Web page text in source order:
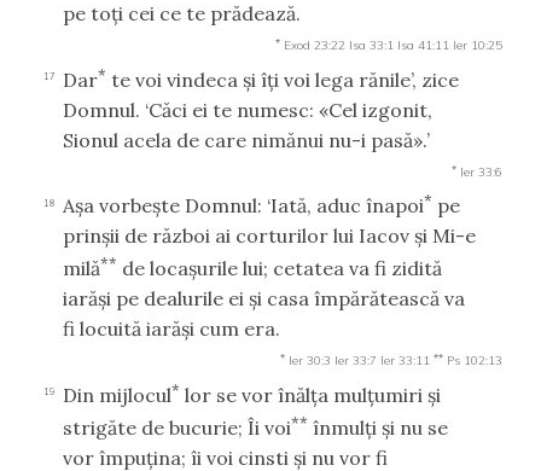
pe toţi cei ce te prădează.
* Exod 23:22 Isa 33:1 Isa 41:11 Ier 10:25
17 Dar* te voi vindeca şi îţi voi lega rănile’, zice
Domnul. ‘Căci ei te numesc: «Cel izgonit,
Sionul acela de care nimănui nu-i pasă».’
* Ier 33:6
18 Aşa vorbeşte Domnul: ‘Iată, aduc înapoi* pe
prinşii de război ai corturilor lui Iacov şi Mi-e
milă** de locaşurile lui; cetatea va fi zidită
iarăşi pe dealurile ei şi casa împărătească va
fi locuită iarăşi cum era.
* Ier 30:3 Ier 33:7 Ier 33:11 ** Ps 102:13
19 Din mijlocul* lor se vor înălţa mulţumiri şi
strigăte de bucurie; Îi voi** înmulţi şi nu se
vor împuţina; îi voi cinsti şi nu vor fi